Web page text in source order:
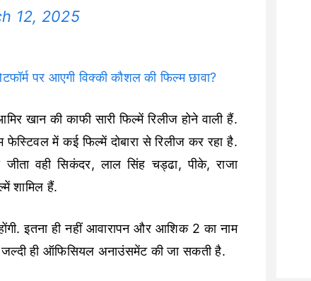
12, 2025
पर आएगी विक्की कौशल की फिल्म छावा?
खान की काफी सारी फिल्में रिलीज होने वाली हैं.
में कई फिल्में दोबारा से रिलीज कर रहा है.
वही सिकंदर, लाल सिंह चड्ढा, पीके, राजा
शामिल हैं.
इतना ही नहीं आवारापन और आशिक 2 का नाम
जल्दी ही ऑफिसियल अनाउंसमेंट की जा सकती है.